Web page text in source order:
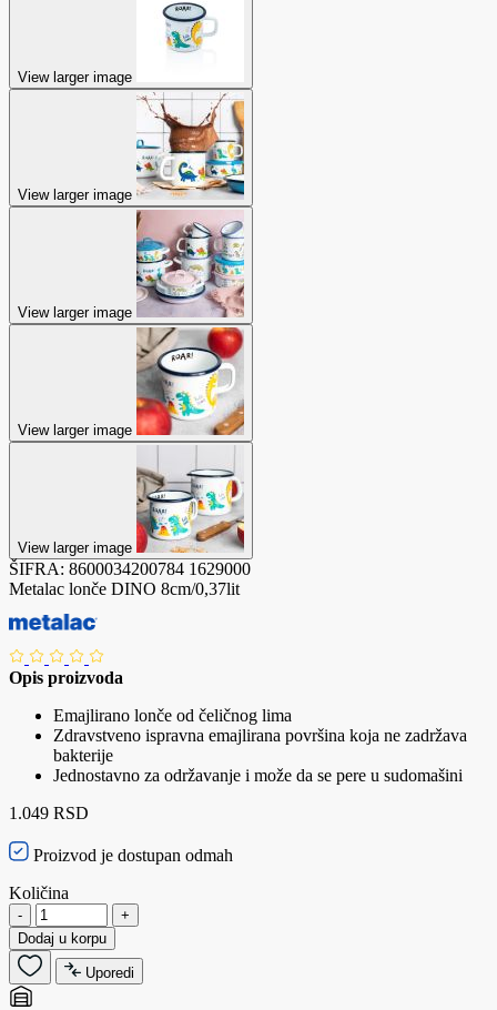
View larger image
View larger image
View larger image
View larger image
View larger image
ŠIFRA: 8600034200784 1629000
Metalac lonče DINO 8cm/0,37lit
Opis proizvoda
Emajlirano lonče od čeličnog lima
Zdravstveno ispravna emajlirana površina koja ne zadržava
bakterije
Jednostavno za održavanje i može da se pere u sudomašini
1.049 RSD
Proizvod je dostupan odmah
Količina
-
+
Dodaj u korpu
Uporedi